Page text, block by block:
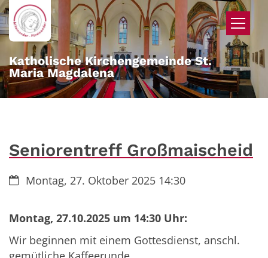
Zum Inhalt springen
Katholische Kirchengemeinde St.
Maria Magdalena
Seniorentreff Großmaischeid
Datum:Montag, 27. Oktober 2025 14:30
Montag, 27.10.2025 um 14:30 Uhr:
Wir beginnen mit einem Gottesdienst, anschl.